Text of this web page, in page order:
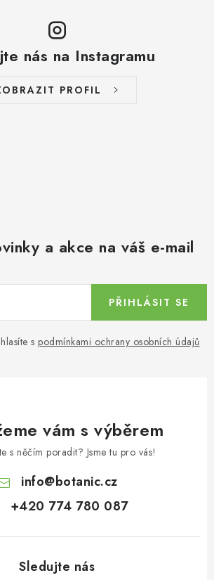
nás na Instagramu
PROFIL
a akce na váš e-mail
s podmínkami ochrany osobních údajů
PŘIHLÁSIT SE
vám s výběrem
s něčím poradit? Jsme tu pro vás!
info@botanic.cz
+420 774 780 087